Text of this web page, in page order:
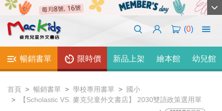
(0)
暢銷書單 限時價 新品上架 繪本館 幼兒館
首頁 暢銷書單 學校專用書單
國小
【Scholastic VS. 麥克兒童外文書店】 2030雙語政策選用單